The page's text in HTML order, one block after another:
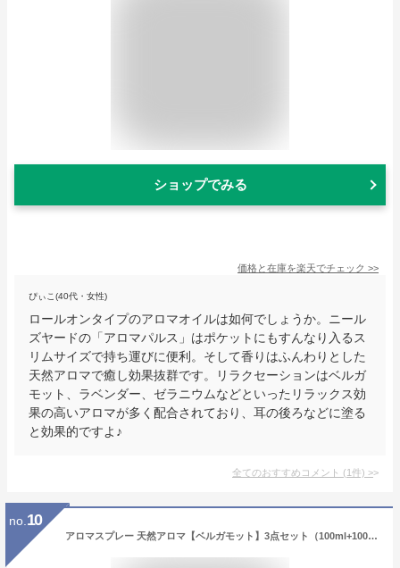
ショップでみる
価格と在庫を楽天でチェック >>
ぴぃこ(40代・女性)
ロールオンタイプのアロマオイルは如何でしょうか。ニール
ズヤードの「アロマパルス」はポケットにもすんなり入るス
リムサイズで持ち運びに便利。そして香りはふんわりとした
天然アロマで癒し効果抜群です。リラクセーションはベルガ
モット、ラベンダー、ゼラニウムなどといったリラックス効
果の高いアロマが多く配合されており、耳の後ろなどに塗る
と効果的ですよ♪
全てのおすすめコメント (1件) >
no. 10
アロマスプレー 天然アロマ【ベルガモット】3点セット（100ml+100ml詰替用×2）送料込アロマ 香水 フレグランス アロマグッズ 消臭 柑橘 柑橘系 携帯 オフィス デスク 車 父の日 ギフト プレゼント アロマスター